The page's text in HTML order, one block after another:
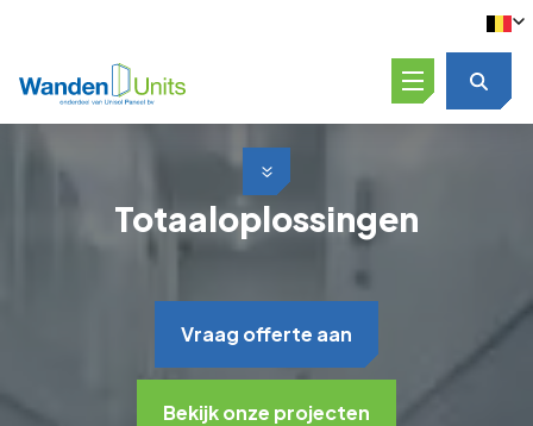
Open menu
Totaaloplossingen
Vraag offerte aan
Bekijk onze projecten
Scroll naar beneden